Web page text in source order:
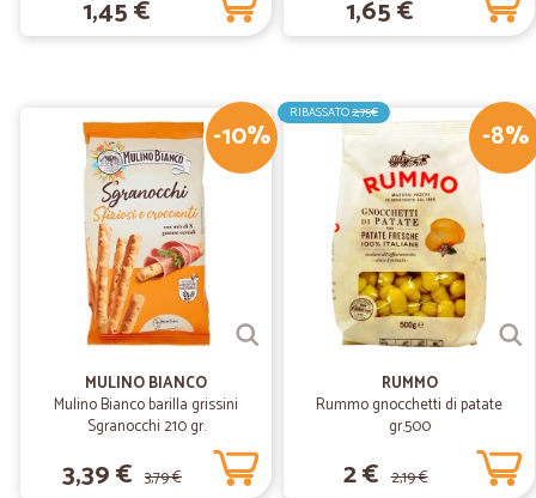
1,45 € 1,65 €
-10%
MULINO BIANCO
Mulino Bianco barilla grissini
Sgranocchi 210 gr.
3,39 € 3,79 €
-8%
RIBASSATO2,75€
RUMMO
Rummo gnocchetti di patate
gr.500
2 € 2,19 €